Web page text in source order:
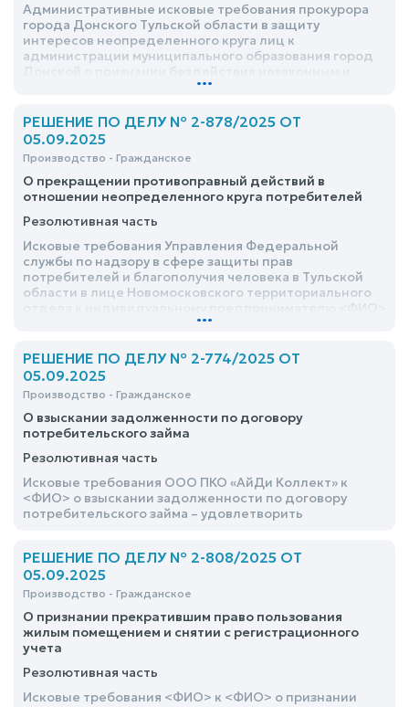
Административные исковые требования прокурора
города Донского Тульской области в защиту
интересов неопределенного круга лиц к
администрации муниципального образования город
обязании установить разумный срок расселения
...
РЕШЕНИЕ ПО ДЕЛУ № 2-878/2025 ОТ
05.09.2025
Производство - Гражданское
О прекращении противоправный действий в
отношении неопределенного круга потребителей
Резолютивная часть
Исковые требования Управления Федеральной
службы по надзору в сфере защиты прав
потребителей и благополучия человека в Тульской
области в лице Новомосковского территориального
отдела к индивидуальному предпринимателю <ФИО>
о прекращении противоправный действий в
удовлетворить
...
РЕШЕНИЕ ПО ДЕЛУ № 2-774/2025 ОТ
05.09.2025
Производство - Гражданское
О взыскании задолженности по договору
потребительского займа
Резолютивная часть
Исковые требования ООО ПКО «АйДи Коллект» к
<ФИО> о взыскании задолженности по договору
потребительского займа – удовлетворить
РЕШЕНИЕ ПО ДЕЛУ № 2-808/2025 ОТ
05.09.2025
Производство - Гражданское
О признании прекратившим право пользования
жилым помещением и снятии с регистрационного
учета
Резолютивная часть
Исковые требования <ФИО> к <ФИО> о признании